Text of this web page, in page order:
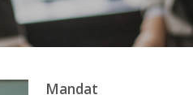
Mandat